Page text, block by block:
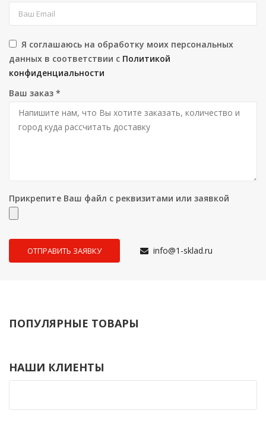
Я соглашаюсь на обработку моих персональных
данных в соответствии с Политикой
конфиденциальности
Ваш заказ *
Прикрепите Ваш файл с реквизитами или заявкой
info@1-sklad.ru
ПОПУЛЯРНЫЕ ТОВАРЫ
НАШИ КЛИЕНТЫ